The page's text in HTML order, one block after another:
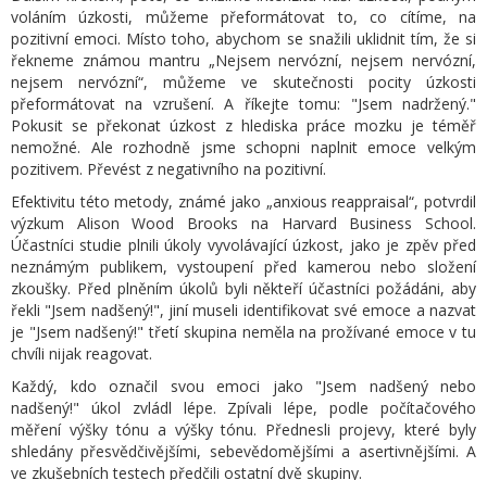
voláním úzkosti, můžeme přeformátovat to, co cítíme, na
pozitivní emoci. Místo toho, abychom se snažili uklidnit tím, že si
řekneme známou mantru „Nejsem nervózní, nejsem nervózní,
nejsem nervózní“, můžeme ve skutečnosti pocity úzkosti
přeformátovat na vzrušení. A říkejte tomu: "Jsem nadržený."
Pokusit se překonat úzkost z hlediska práce mozku je téměř
nemožné. Ale rozhodně jsme schopni naplnit emoce velkým
pozitivem. Převést z negativního na pozitivní.
Efektivitu této metody, známé jako „anxious reappraisal“, potvrdil
výzkum Alison Wood Brooks na Harvard Business School.
Účastníci studie plnili úkoly vyvolávající úzkost, jako je zpěv před
neznámým publikem, vystoupení před kamerou nebo složení
zkoušky. Před plněním úkolů byli někteří účastníci požádáni, aby
řekli "Jsem nadšený!", jiní museli identifikovat své emoce a nazvat
je "Jsem nadšený!" třetí skupina neměla na prožívané emoce v tu
chvíli nijak reagovat.
Každý, kdo označil svou emoci jako "Jsem nadšený nebo
nadšený!" úkol zvládl lépe. Zpívali lépe, podle počítačového
měření výšky tónu a výšky tónu. Přednesli projevy, které byly
shledány přesvědčivějšími, sebevědomějšími a asertivnějšími. A
ve zkušebních testech předčili ostatní dvě skupiny.